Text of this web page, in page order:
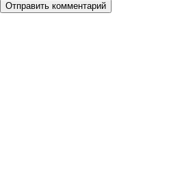
Отправить комментарий